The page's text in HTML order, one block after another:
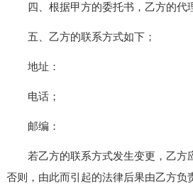
四、根据甲方的委托书，乙方的代
五、乙方的联系方式如下；
地址：
电话；
邮编：
若乙方的联系方式发生变更，乙方
否则，由此而引起的法律后果由乙方负